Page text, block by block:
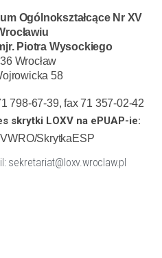
Ogólnokształcące Nr XV
Piotra Wysockiego
Wrocław
58
798-67-39, fax 71 357-02-42
skrytki LOXV na ePUAP-ie:
SkrytkaESP
sekretariat@loxv.wroclaw.pl